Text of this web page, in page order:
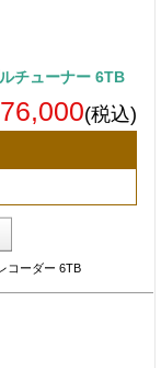
チューナー 6TB
(税込)
コーダー 6TB